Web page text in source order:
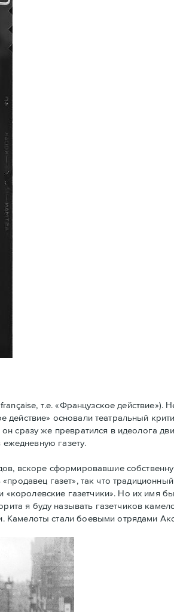
т.е. «Французское действие»).
действие» основали театральный
сразу же превратился в идеолога
газету.
вскоре сформировавшие
газет», так что
газетчики». Но их имя
я буду называть газетчиков
Камелоты стали боевыми отрядами